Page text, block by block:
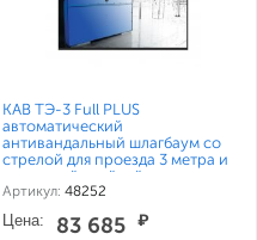
КАВ ТЭ-3 Full PLUS
автоматический
антивандальный шлагбаум со
стрелой для проезда 3 метра и
приемной стойкой
Артикул: 48252
Цена: 83 685 ₽